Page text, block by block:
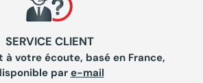
SERVICE CLIENT
à votre écoute, basé en France,
par e-mail